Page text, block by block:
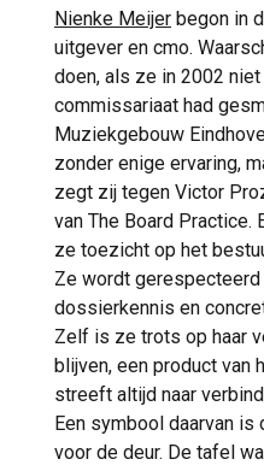
Nienke Meijer begon in
uitgever en cmo.
doen, als ze in 2002
commissariaat had
Muziekgebouw
zonder enige ervaring,
zegt zij tegen Victor
van The Board Practice.
ze toezicht op het
Ze wordt gerespecteerd
dossierkennis en
Zelf is ze trots op haar
blijven, een product van
streeft altijd naar
Een symbool daarvan
voor de deur. De tafel